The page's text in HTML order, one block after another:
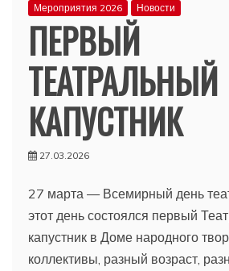
Мероприятия 2026 Новости
ПЕРВЫЙ
ТЕАТРАЛЬНЫЙ
КАПУСТНИК
27.03.2026
27 марта — Всемирный день
этот день состоялся первый
капустник в Доме народного
коллективы, разный возраст,